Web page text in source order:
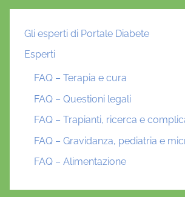
Gli esperti di Portale Diabete
Esperti
FAQ – Terapia e cura
FAQ – Questioni legali
FAQ – Trapianti, ricerca e
FAQ – Gravidanza, pediatria e
FAQ – Alimentazione